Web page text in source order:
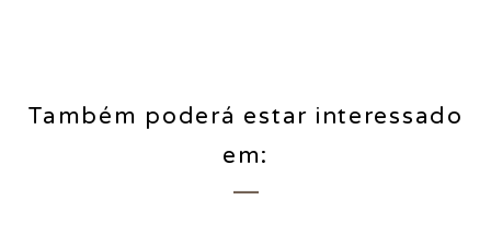
Também poderá estar interessado
em: